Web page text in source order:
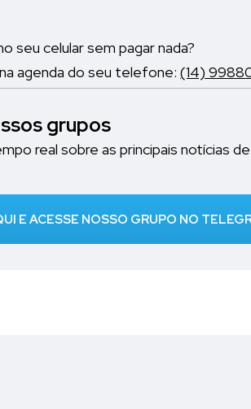
seu celular sem pagar nada?
agenda do seu telefone: (14)
grupos
real sobre as principais notícias
E ACESSE NOSSO GRUPO NO